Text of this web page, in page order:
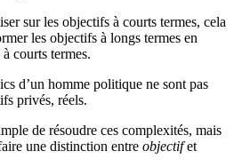
sur les objectifs à courts termes, cela
les objectifs à longs termes en
courts termes.
d’un homme politique ne sont pas
privés, réels.
de résoudre ces complexités, mais
une distinction entre objectifet